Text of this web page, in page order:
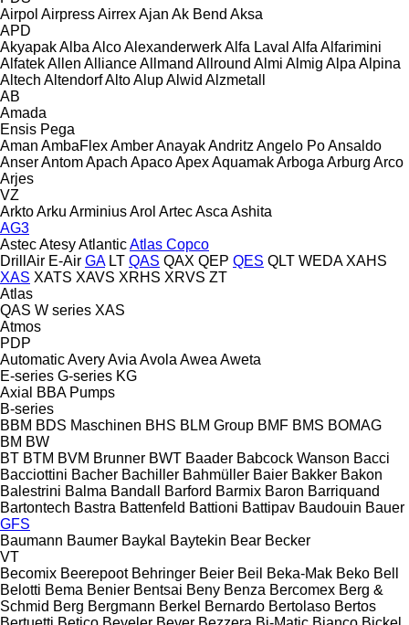
Airpol AirpressAirrexAjan Ak Bend Aksa
APD
AkyapakAlba AlcoAlexanderwerkAlfa Laval Alfa Alfarimini
AlfatekAllen AllianceAllmand Allround Almi Almig Alpa Alpina
Altech AltendorfAltoAlupAlwid Alzmetall
AB
Amada
Ensis Pega
Aman AmbaFlexAmberAnayakAndritz Angelo PoAnsaldo
AnserAntomApach ApacoApexAquamakArboga Arburg Arco
Arjes
VZ
ArktoArku ArminiusArol ArtecAsca Ashita
AG3
AstecAtesyAtlanticAtlas Copco
DrillAir E-Air GA LT QAS QAX QEP QES QLT WEDA XAHS
XAS XATS XAVS XRHS XRVS ZT
Atlas
QAS W series XAS
Atmos
PDP
AutomaticAveryAvia Avola Awea Aweta
E-series G-series KG
Axial
BBA Pumps
B-series
BBM BDS Maschinen BHS BLM Group BMF BMS BOMAG
BM BW
BT BTM BVM Brunner BWT Baader Babcock Wanson Bacci
Bacciottini Bacher Bachiller Bahmüller Baier Bakker Bakon
Balestrini Balma Bandall Barford Barmix Baron Barriquand
Bartontech Bastra Battenfeld Battioni Battipav Baudouin Bauer
GFS
Baumann Baumer Baykal Baytekin Bear Becker
VT
Becomix Beerepoot Behringer Beier Beil Beka-Mak Beko Bell
Belotti Bema Benier Bentsai Beny Benza Bercomex Berg &
Schmid Berg Bergmann Berkel Bernardo Bertolaso Bertos